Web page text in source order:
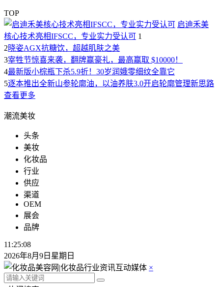
TOP
启迪禾美
核心技术亮相IFSCC，专业实力受认可 1
2晓姿AGX抗糖饮，超越肌肤之美
3宰牲节惊喜来袭，翻牌赢豪礼，最高赢取 $10000！
4最新版小棕瓶下杀5.9折！30岁润娥零细纹全靠它
5逐本推出全新山参轮廓油，以油养肤3.0开启轮廓管理新思路
查看更多
潮流美妆
头条
美妆
化妆品
行业
供应
渠道
OEM
展会
品牌
11:25:08
2026年8月9日星期日
×